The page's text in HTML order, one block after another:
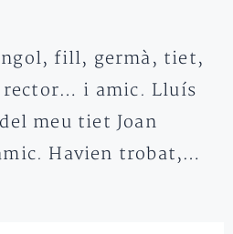
fill, germà, tiet,
i amic. Lluís
meu tiet Joan
Havien trobat,…